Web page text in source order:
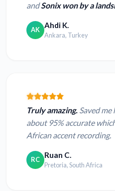
andSonix won by a
AK Ahdi K.
Ankara, Turkey
Truly amazing. Saved
about 95% accurate
African accent recording.
RC Ruan C.
Pretoria, South Africa